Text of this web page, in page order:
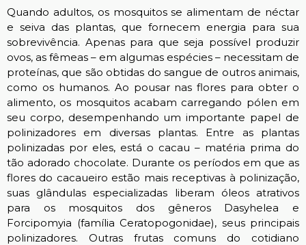
Quando adultos, os mosquitos se alimentam de néctar
e seiva das plantas, que fornecem energia para sua
sobrevivência. Apenas para que seja possível produzir
ovos, as fêmeas – em algumas espécies – necessitam de
proteínas, que são obtidas do sangue de outros animais,
como os humanos. Ao pousar nas flores para obter o
alimento, os mosquitos acabam carregando pólen em
seu corpo, desempenhando um importante papel de
polinizadores em diversas plantas. Entre as plantas
polinizadas por eles, está o cacau – matéria prima do
tão adorado chocolate. Durante os períodos em que as
flores do cacaueiro estão mais receptivas à polinização,
suas glândulas especializadas liberam óleos atrativos
para os mosquitos dos gêneros Dasyhelea e
Forcipomyia (família Ceratopogonidae), seus principais
polinizadores. Outras frutas comuns do cotidiano